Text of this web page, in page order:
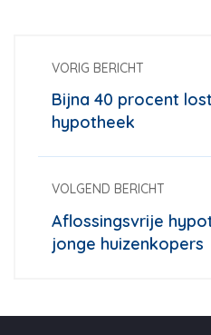
VORIG BERICHT
Bijna 40 procent
hypotheek
VOLGEND BERICHT
Aflossingsvrije
jonge huizenkopers